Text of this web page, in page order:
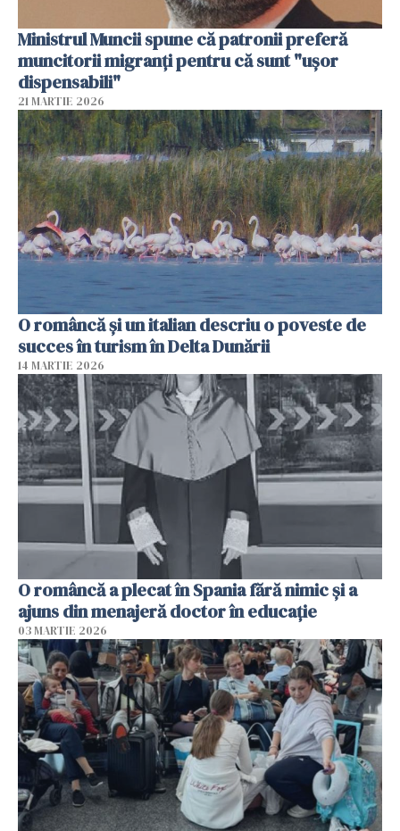
Ministrul Muncii spune că patronii preferă
muncitorii migranți pentru că sunt "uşor
dispensabili"
21 MARTIE 2026
O româncă și un italian descriu o poveste de
succes în turism în Delta Dunării
14 MARTIE 2026
O româncă a plecat în Spania fără nimic și a
ajuns din menajeră doctor în educație
03 MARTIE 2026